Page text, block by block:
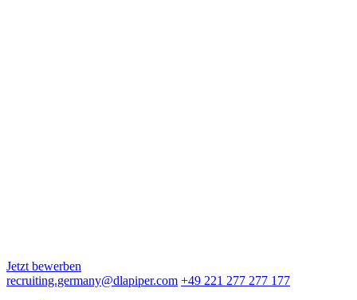
Jetzt bewerben
recruiting.germany@dlapiper.com +49 221 277 277 177